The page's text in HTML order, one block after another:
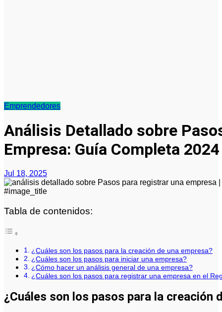
Emprendedores
Análisis Detallado sobre
Empresa: Guía Completa 2024
Jul 18, 2025
#image_title
Tabla de contenidos:
¿Cuáles son los pasos para la creación de una empresa?
¿Cuáles son los pasos para iniciar una empresa?
¿Cómo hacer un análisis general de una empresa?
¿Cuáles son los pasos para registrar una empresa en el
¿Cuáles son los pasos para la creación